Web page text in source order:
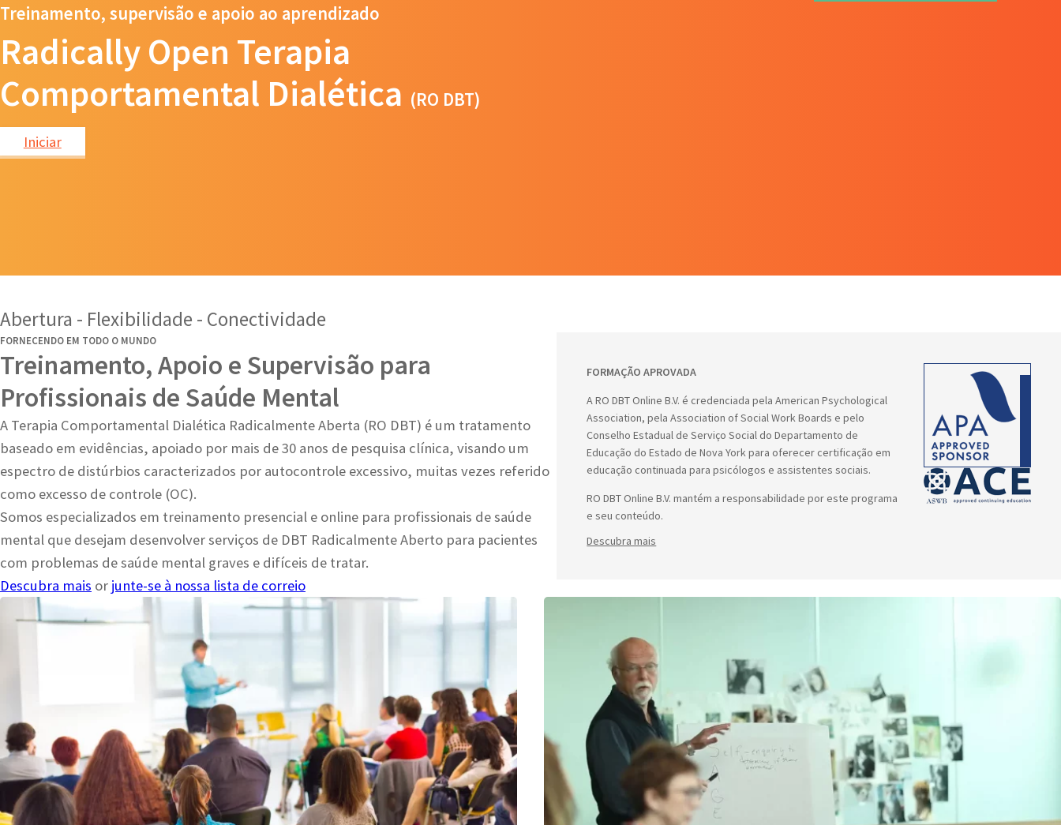
Treinamento, supervisão e apoio ao aprendizado
Radically Open Terapia
Comportamental Dialética (RO DBT)
Iniciar
Abertura - Flexibilidade - Conectividade
FORNECENDO EM TODO O MUNDO
Treinamento, Apoio e Supervisão para
Profissionais de Saúde Mental
A Terapia Comportamental Dialética Radicalmente Aberta (RO DBT) é um tratamento
baseado em evidências, apoiado por mais de 30 anos de pesquisa clínica, visando um
espectro de distúrbios caracterizados por autocontrole excessivo, muitas vezes referido
como excesso de controle (OC).
Somos especializados em treinamento presencial e online para profissionais de saúde
mental que desejam desenvolver serviços de DBT Radicalmente Aberto para pacientes
com problemas de saúde mental graves e difíceis de tratar.
Descubra mais or junte-se à nossa lista de correio
FORMAÇÃO APROVADA
A RO DBT Online B.V. é credenciada pela American Psychological
Association, pela Association of Social Work Boards e pelo
Conselho Estadual de Serviço Social do Departamento de
Educação do Estado de Nova York para oferecer certificação em
educação continuada para psicólogos e assistentes sociais.
RO DBT Online B.V. mantém a responsabilidade por este programa
e seu conteúdo.
Descubra mais